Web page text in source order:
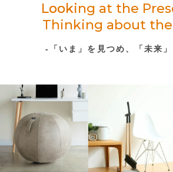
Looking at the
Thinking about
-「いま」を見つめ、「未来